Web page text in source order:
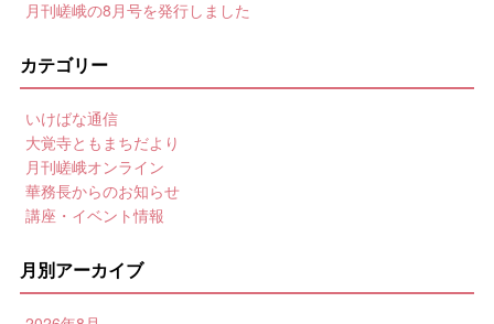
月刊嵯峨の8月号を発行しました
カテゴリー
いけばな通信
大覚寺ともまちだより
月刊嵯峨オンライン
華務長からのお知らせ
講座・イベント情報
月別アーカイブ